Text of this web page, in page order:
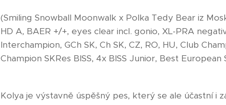
(Smiling Snowball Moonwalk x Polka Tedy Bear iz
HD A, BAER +/+, eyes clear incl. gonio, XL-PRA
Interchampion, GCh SK, Ch SK, CZ, RO, HU, Club
Champion SKRes BISS, 4x BISS Junior, Best
Kolya je výstavně úspěšný pes, který se ale účastní i